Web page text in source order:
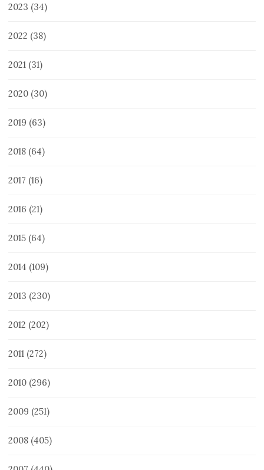
2023 (34)
2022 (38)
2021 (31)
2020 (30)
2019 (63)
2018 (64)
2017 (16)
2016 (21)
2015 (64)
2014 (109)
2013 (230)
2012 (202)
2011 (272)
2010 (296)
2009 (251)
2008 (405)